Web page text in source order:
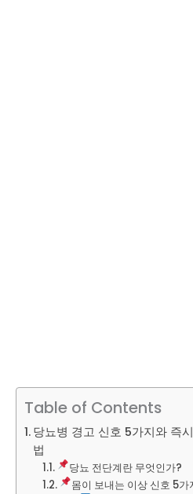
Table of Contents
당뇨병 경고 신호 5가지와 즉
법
당뇨 전단계란 무엇인가?
몸이 보내는 이상 신호 5가